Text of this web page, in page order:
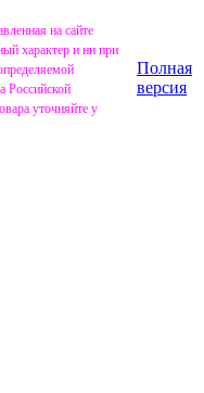
на сайте
характер и ни при
Российской
уточняйте у
Полная
версия